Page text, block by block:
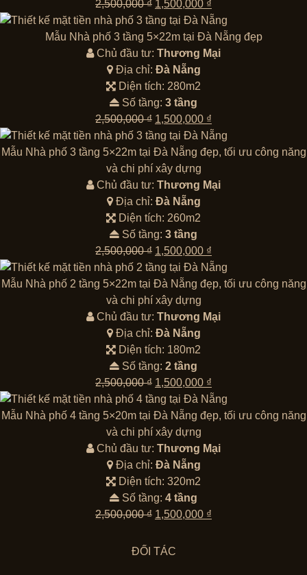
2,500,000₫ Giá
gốc
là:
2,500,000 ₫.
1,500,000 ₫
hiện
tại
là:
Mẫu Nhà phố 3 tầng 5×22m tại Đà Nẵng đẹp
Chủ đầu tư: Thương Mại
Địa chỉ: Đà Nẵng
Diện tích: 280m2
Số tầng: 3 tầng
2,500,000₫ Giá
gốc
là:
2,500,000 ₫.
1,500,000 ₫
hiện
tại
1,500,000 ₫.
Mẫu Nhà phố 3 tầng 5×22m tại Đà Nẵng đẹp, tối ưu công năng
và chi phí xây dựng
Chủ đầu tư: Thương Mại
Địa chỉ: Đà Nẵng
Diện tích: 260m2
Số tầng: 3 tầng
2,500,000₫ Giá
gốc
là:
2,500,000 ₫.
1,500,000 ₫
hiện
tại
1,500,000 ₫.
Mẫu Nhà phố 2 tầng 5×22m tại Đà Nẵng đẹp, tối ưu công năng
và chi phí xây dựng
Chủ đầu tư: Thương Mại
Địa chỉ: Đà Nẵng
Diện tích: 180m2
Số tầng: 2 tầng
2,500,000₫ Giá
gốc
là:
2,500,000 ₫.
1,500,000 ₫
hiện
tại
1,500,000 ₫.
Mẫu Nhà phố 4 tầng 5×20m tại Đà Nẵng đẹp, tối ưu công năng
và chi phí xây dựng
Chủ đầu tư: Thương Mại
Địa chỉ: Đà Nẵng
Diện tích: 320m2
Số tầng: 4 tầng
2,500,000₫ Giá
là:
1,500,000 ₫
ĐỐI TÁC